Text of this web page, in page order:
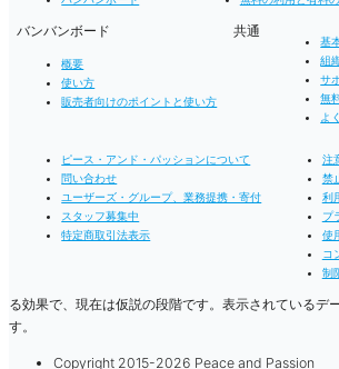
バンバンボード
概要
使い方
販売者向けのポイントと使い方
共通
基
組
サ
無
よ
ピース・アンド・パッションについて
問い合わせ
ユーザーズ・グループ、業務提携・寄付
スタッフ募集中
特定商取引法表示
注
禁
利
プ
使
コ
制
る効果で、現在は仮説の段階です。表示されているデ
す。
Copyright 2015-2026 Peace and Passion